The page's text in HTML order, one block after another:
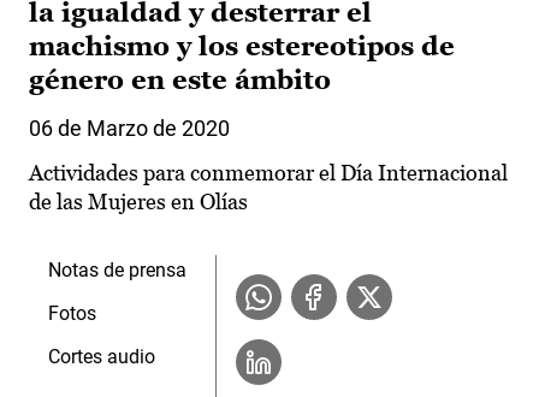
la igualdad y desterrar el
machismo y los estereotipos de
género en este ámbito
06 de Marzo de 2020
Actividades para conmemorar el Día Internacional
de las Mujeres en Olías
Notas de prensa
Fotos
Cortes audio